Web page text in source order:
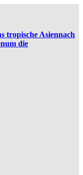
tropische Asiennach
um die